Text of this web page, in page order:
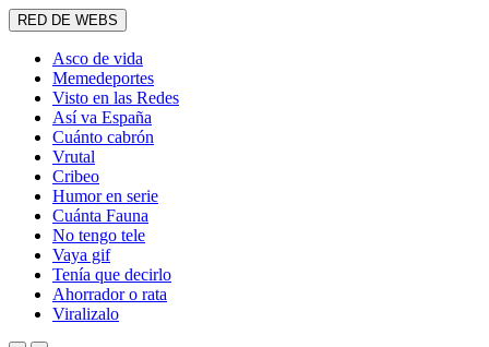
RED DE WEBS
Asco de vida
Memedeportes
Visto en las Redes
Así va España
Cuánto cabrón
Vrutal
Cribeo
Humor en serie
Cuánta Fauna
No tengo tele
Vaya gif
Tenía que decirlo
Ahorrador o rata
Viralizalo